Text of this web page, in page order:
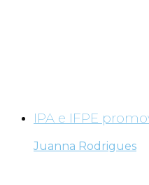
IPA e IFPE
Juanna Rodrigues